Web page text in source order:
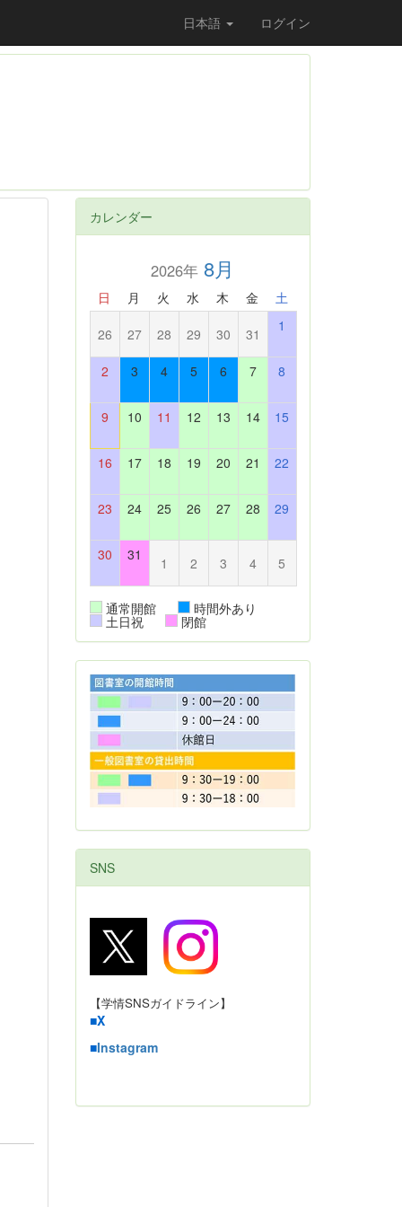
日本語 ログイン
カレンダー
2026年 8月
日 月 火 水 木 金 土
26 27 28 29 30 31 1
2 3 4 5 6 7 8
9 10 11 12 13 14 15
16 17 18 19 20 21 22
23 24 25 26 27 28 29
30 31 1 2 3 4 5
通常開館 時間外あり
土日祝 閉館
SNS
【学情SNSガイドライン】
■X
■Instagram